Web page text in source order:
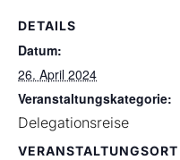
DETAILS
Datum:
26. April 2024
Veranstaltungskategorie:
Delegationsreise
VERANSTALTUNGSORT